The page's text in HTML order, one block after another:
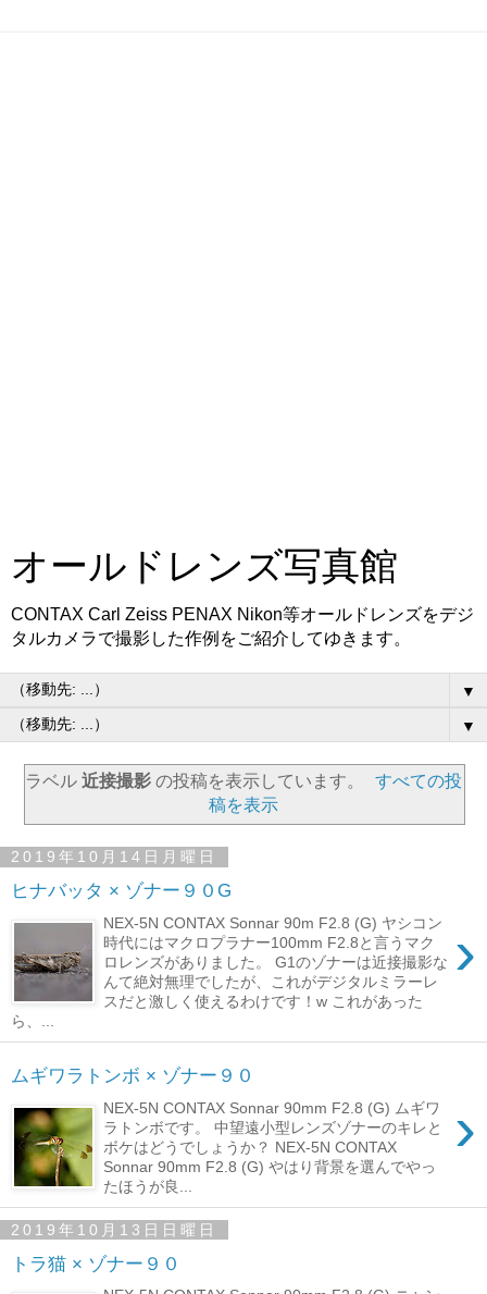
オールドレンズ写真館
CONTAX Carl Zeiss PENAX Nikon等オールドレンズをデジ
タルカメラで撮影した作例をご紹介してゆきます。
▼
▼
ラベル 近接撮影の投稿を表示しています。
すべての投
稿を表示
2019年10月14日月曜日
ヒナバッタ × ゾナー９０G
›
NEX-5N CONTAX Sonnar 90m F2.8 (G) ヤシコン
時代にはマクロプラナー100mm F2.8と言うマク
ロレンズがありました。 G1のゾナーは近接撮影な
んて絶対無理でしたが、これがデジタルミラーレ
スだと激しく使えるわけです！w これがあった
ら、...
ムギワラトンボ × ゾナー９０
›
NEX-5N CONTAX Sonnar 90mm F2.8 (G) ムギワ
ラトンボです。 中望遠小型レンズゾナーのキレと
ボケはどうでしょうか？ NEX-5N CONTAX
Sonnar 90mm F2.8 (G) やはり背景を選んでやっ
たほうが良...
2019年10月13日日曜日
トラ猫 × ゾナー９０